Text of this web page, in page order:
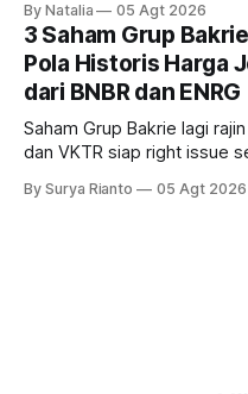
diprediksi semakin terlihat
prospeknya? apakah
By Natalia 05 Agt 2026
3 Saham Grup
Pola Historis Harga
dari BNBR dan ENRG
Saham Grup Bakrie lagi
dan VKTR siap right issue
pola saham Grup Bakrie
By Surya Rianto 05 Agt 2026